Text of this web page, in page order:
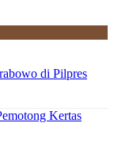
di Pilpres